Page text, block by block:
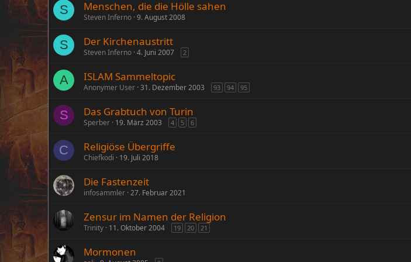
S Menschen, die die Hölle sahen
Steven Inferno 9. August 2008
S Der Kirchenaustritt
Steven Inferno 4. Juni 2007 2
A ISLAM Sammeltopic
Anonymer User 31. Dezember 2003 93 94 95
S Das Grabtuch von Turin
Sperber 19. März 2003 4 5 6
C Religiöse Übergriffe
Chiefkodi 19. Juli 2018
Die Fastenzeit
infosammler 27. Februar 2021
Zensur im Namen der Religion
Trinity 11. Oktober 2004 19 20 21
Mormonen